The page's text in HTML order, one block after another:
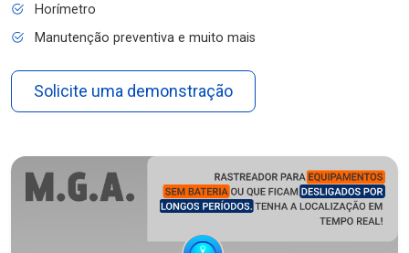
Horímetro
Manutenção preventiva e muito mais
Solicite uma demonstração